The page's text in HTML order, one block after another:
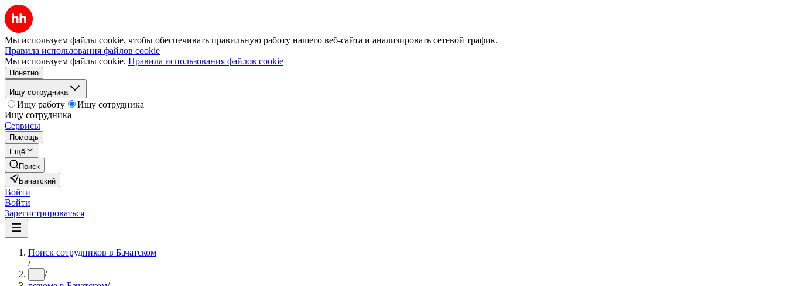
Мы используем файлы cookie, чтобы обеспечивать правильную работу нашего веб-сайта и анализировать сетевой трафик.
Правила использования файлов cookie
Мы используем файлы cookie. Правила использования файлов cookie
Понятно
Ищу сотрудника
Ищу работу
Ищу сотрудника
Ищу сотрудника
Сервисы
Помощь
Ещё
Поиск
Бачатский
Войти
Войти
Зарегистрироваться
Поиск сотрудников в Бачатском
/
... /